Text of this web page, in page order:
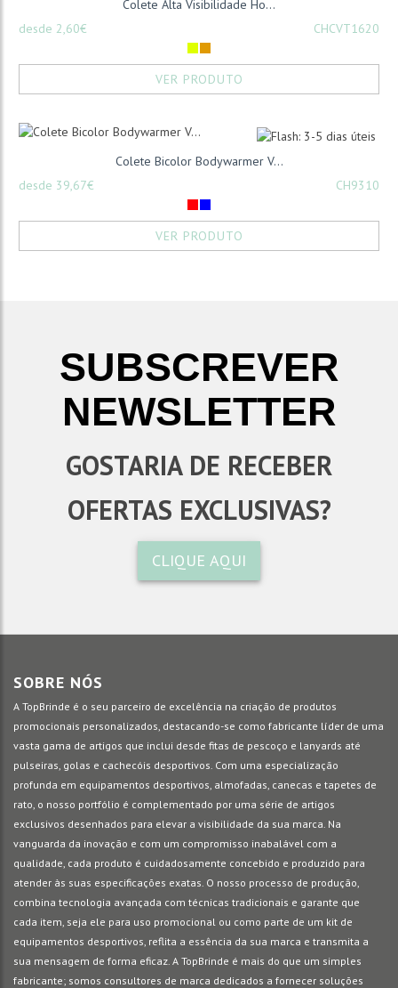
Colete Alta Visibilidade Ho...
desde 2,60€
CHCVT1620
VER PRODUTO
Colete Bicolor Bodywarmer V...
desde 39,67€
CH9310
VER PRODUTO
SUBSCREVER
NEWSLETTER
GOSTARIA DE RECEBER
OFERTAS EXCLUSIVAS?
CLIQUE AQUI
SOBRE NÓS
A TopBrinde é o seu parceiro de excelência na criação de produtos
promocionais personalizados, destacando-se como fabricante líder de uma
vasta gama de artigos que inclui desde fitas de pescoço e lanyards até
pulseiras, golas e cachecóis desportivos. Com uma especialização
profunda em equipamentos desportivos, almofadas, canecas e tapetes de
rato, o nosso portfólio é complementado por uma série de artigos
exclusivos desenhados para elevar a visibilidade da sua marca. Na
vanguarda da inovação e com um compromisso inabalável com a
qualidade, cada produto é cuidadosamente concebido e produzido para
atender às suas especificações exatas. O nosso processo de produção,
combina tecnologia avançada com técnicas tradicionais e garante que
cada item, seja ele para uso promocional ou como parte de um kit de
equipamentos desportivos, reflita a essência da sua marca e transmita a
sua mensagem de forma eficaz. A TopBrinde é mais do que um simples
fabricante; somos consultores de marca dedicados a fornecer soluções